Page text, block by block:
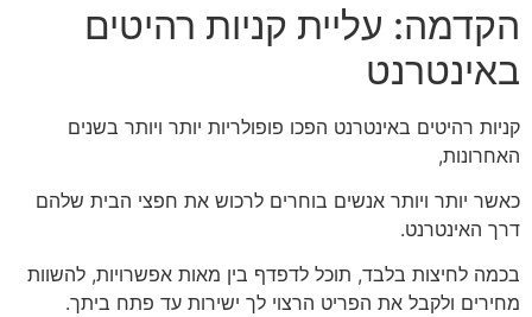
הקדמה: עליית קניות רהיטים
באינטרנט
קניות רהיטים באינטרנט הפכו פופולריות יותר ויותר בשנים
האחרונות,
כאשר יותר ויותר אנשים בוחרים לרכוש את חפצי הבית שלהם
דרך האינטרנט.
בכמה לחיצות בלבד, תוכל לדפדף בין מאות אפשרויות, להשוות
מחירים ולקבל את הפריט הרצוי לך ישירות עד פתח ביתך.